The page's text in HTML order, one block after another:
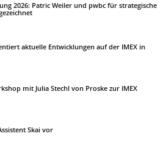
2026: Patric Weiler und pwbc für strategische
aktuelle Entwicklungen auf der IMEX in
mit Julia Stechl von Proske zur IMEX
Skai vor